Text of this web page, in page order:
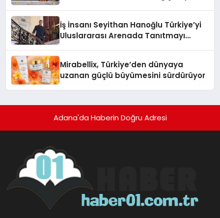
İş İnsanı Seyithan Hanoğlu Türkiye’yi
Uluslararası Arenada Tanıtmayı
Mirabellix, Türkiye’den dünyaya
uzanan güçlü büyümesini sürdürüyor
Adana'da Haberin Doğru Adresi